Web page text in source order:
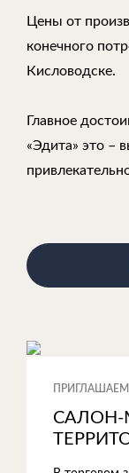
Цены от
конечного
Кисловодске.
Главное
«Эдита» это –
САЛОН-